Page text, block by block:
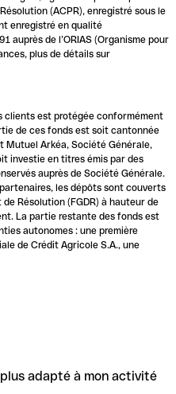
(ACPR), enregistré sous le
enregistré en qualité
auprès de l’ORIAS (Organisme pour
plus de détails sur
clients est protégée conformément
de ces fonds est soit cantonnée
Mutuel Arkéa, Société Générale,
investie en titres émis par des
auprès de Société Générale.
les dépôts sont couverts
Résolution (FGDR) à hauteur de
La partie restante des fonds est
autonomes : une première
de Crédit Agricole S.A., une
adapté à mon activité